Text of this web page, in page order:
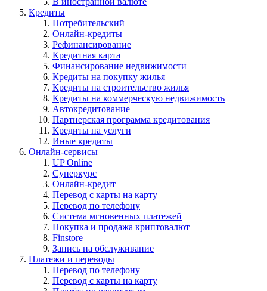
Кредиты
Потребительский
Онлайн-кредиты
Рефинансирование
Кредитная карта
Финансирование недвижимости
Кредиты на покупку жилья
Кредиты на строительство жилья
Кредиты на коммерческую недвижимость
Автокредитование
Партнерская программа кредитования
Кредиты на услуги
Иные кредиты
Онлайн-сервисы
UP Online
Суперкурс
Онлайн-кредит
Перевод с карты на карту
Перевод по телефону
Система мгновенных платежей
Покупка и продажа криптовалют
Finstore
Запись на обслуживание
Платежи и переводы
Перевод по телефону
Перевод с карты на карту